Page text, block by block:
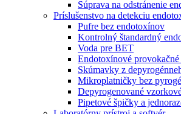
Súprava na odstránenie
Príslušenstvo na detekciu
Pufre bez endotoxínov
Kontrolný štandardný
Voda pre BET
Endotoxínové
Skúmavky z
Mikroplatničky bez
Depyrogenované
Pipetové špičky a